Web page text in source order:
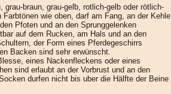
grau-braun, grau-gelb, rotlich-gelb oder rötlich-
wie oben, darf am Fang, an der Kehle,
Pfoten und an den Sprunggelenken
auf dem Rucken, am Hals und an den
der Form eines Pferdegeschirrs
Backen sind sehr erwünscht.
eines Nackenfleckens oder eines
sind erlaubt an der Vorbrust und an den
durfen nicht bis uber die Hälfte der Beine